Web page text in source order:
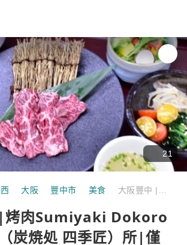
21
大阪 豐中市 美食
烤肉Sumiyaki Dokoro
炭焼処 四季匠）所|僅